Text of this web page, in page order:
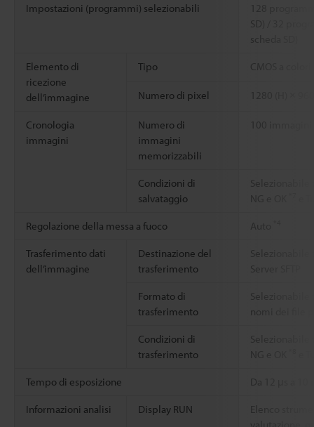
Impostazioni (programmi) selezionabili
SD) / 32
scheda SD)
Elemento di
ricezione
dell’immagine
Tipo CMOS a
Numero di pixel
Cronologia
immagini
Numero di
immagini
memorizzabili
Condizioni di
salvataggio
Selezionabile
Regolazione della messa a fuoco Auto
Trasferimento dati
dell’immagine
Destinazione del
trasferimento
Selezionabile
Server SFTP
Formato di
trasferimento
Selezionabile
nomi dei file
Condizioni di
trasferimento
Selezionabile
Tempo di esposizione Da 12 μs a 10
Informazioni analisi Display RUN
Elenco
valutazione,